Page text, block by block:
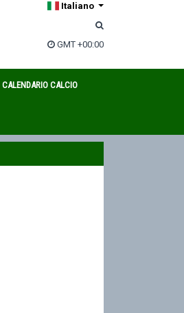
Italiano
GMT +00:00
CALENDARIO CALCIO